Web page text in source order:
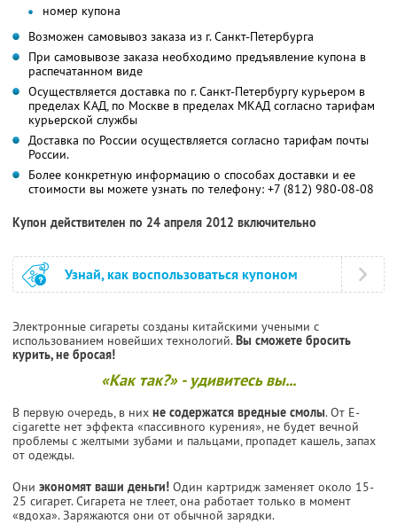
номер купона
Возможен самовывоз заказа из г. Санкт-Петербурга
При самовывозе заказа необходимо предъявление купона в
распечатанном виде
Осуществляется доставка по г. Санкт-Петербургу курьером в
пределах КАД, по Москве в пределах МКАД согласно тарифам
курьерской службы
Доставка по России осуществляется согласно тарифам почты
России.
Более конкретную информацию о способах доставки и ее
стоимости вы можете узнать по телефону: +7 (812) 980-08-08
Купон действителен по 24 апреля 2012 включительно
Узнай, как воспользоваться купоном
Электронные сигареты созданы китайскими учеными с
использованием новейших технологий.Вы сможете бросить
курить, не бросая!
«Как так?» - удивитесь вы...
В первую очередь, в них не содержатся вредные смолы. От E-
cigarette нет эффекта «пассивного курения», не будет вечной
проблемы с желтыми зубами и пальцами, пропадет кашель, запах
от одежды.
Они экономят ваши деньги! Один картридж заменяет около 15-
25 сигарет. Сигарета не тлеет, она работает только в момент
«вдоха». Заряжаются они от обычной зарядки.